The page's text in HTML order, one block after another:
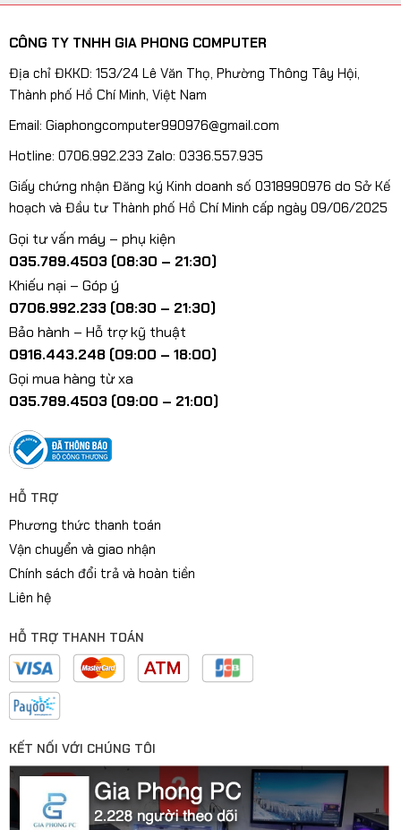
CÔNG TY TNHH GIA PHONG COMPUTER
Địa chỉ ĐKKD: 153/24 Lê Văn Thọ, Phường Thông Tây Hội,
Thành phố Hồ Chí Minh, Việt Nam
Email: Giaphongcomputer990976@gmail.com
Hotline: 0706.992.233 Zalo: 0336.557.935
Giấy chứng nhận Đăng ký Kinh doanh số 0318990976 do Sở Kế
hoạch và Đầu tư Thành phố Hồ Chí Minh cấp ngày 09/06/2025
Gọi tư vấn máy – phụ kiện
035.789.4503 (08:30 – 21:30)
Khiếu nại – Góp ý
0706.992.233 (08:30 – 21:30)
Bảo hành – Hỗ trợ kỹ thuật
0916.443.248 (09:00 – 18:00)
Gọi mua hàng từ xa
035.789.4503 (09:00 – 21:00)
HỖ TRỢ
Phương thức thanh toán
Vận chuyển và giao nhận
Chính sách đổi trả và hoàn tiền
Liên hệ
HỖ TRỢ THANH TOÁN
KẾT NỐI VỚI CHÚNG TÔI